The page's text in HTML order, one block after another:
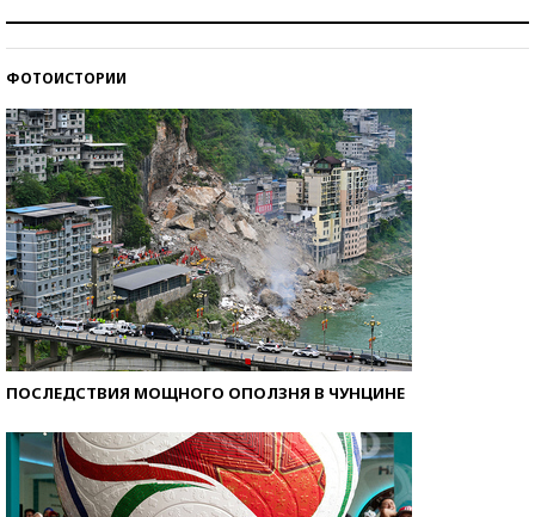
ФОТОИСТОРИИ
ПОСЛЕДСТВИЯ МОЩНОГО ОПОЛЗНЯ В ЧУНЦИНЕ